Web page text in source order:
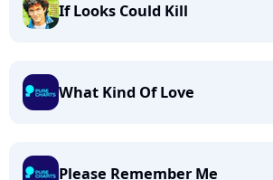
If Looks Could Kill
What Kind Of Love
Please Remember Me